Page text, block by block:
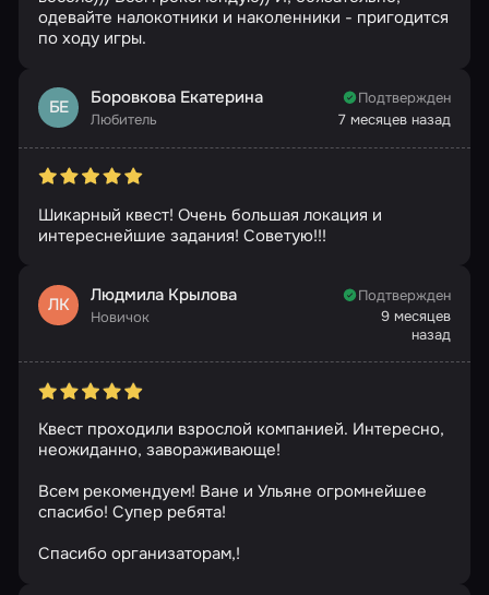
одевайте налокотники и наколенники - пригодится
по ходу игры.
БЕ Боровкова Екатерина
Любитель
Подтвержден
7 месяцев назад
Шикарный квест! Очень большая локация и
интереснейшие задания! Советую!!!
ЛК Людмила Крылова
Новичок
Подтвержден
9 месяцев
назад
Квест проходили взрослой компанией. Интересно,
неожиданно, завораживающе!
Всем рекомендуем! Ване и Ульяне огромнейшее
спасибо! Супер ребята!
Спасибо организаторам,!